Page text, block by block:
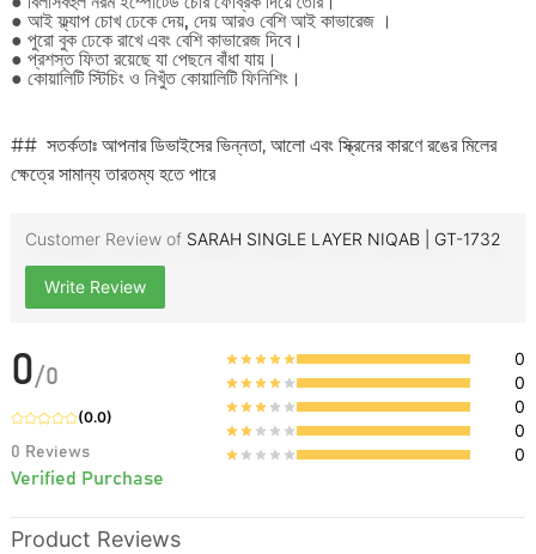
● আই ফ্ল্যাপ চোখ ঢেকে দেয়, দেয় আরও বেশি আই কাভারেজ ।
● পুরো বুক ঢেকে রাখে এবং বেশি কাভারেজ দিবে।
● প্রশস্ত ফিতা রয়েছে যা পেছনে বাঁধা যায়।
● কোয়ালিটি স্টিচিং ও নিখুঁত কোয়ালিটি ফিনিশিং।
## সতর্কতাঃ আপনার ডিভাইসের ভিন্নতা, আলো এবং স্ক্রিনের কারণে রঙের মিলের
ক্ষেত্রে সামান্য তারতম্য হতে পারে
Customer Review of SARAH SINGLE LAYER NIQAB | GT-1732
Write Review
0/0
(0.0)
0 Reviews
Verified Purchase
0
0
0
0
0
Product Reviews